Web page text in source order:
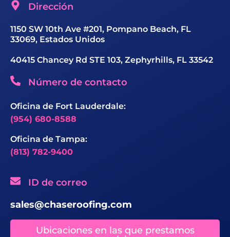
Dirección
1150 SW 10th Ave #201, Pompano Beach, FL
33069, Estados Unidos
40415 Chancey Rd STE 103, Zephyrhills, FL 33542
Número de contacto
Oficina de Fort Lauderdale:
(954) 680-8588
Oficina de Tampa:
(813) 782-9400
ID de correo
sales@chaseroofing.com
Ubicaciones en las que prestamos